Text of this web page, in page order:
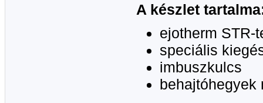
A készlet
ejotherm STR-
speciális
imbuszkulcs
behajtóhegyek